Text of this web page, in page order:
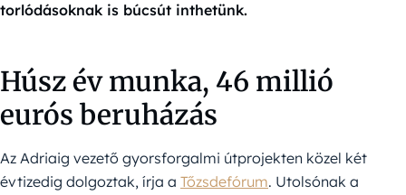
torlódásoknak is búcsút inthetünk.
Húsz év munka, 46 millió
eurós beruházás
Az Adriaig vezető gyorsforgalmi útprojekten közel két
évtizedig dolgoztak, írja a Tőzsdefórum. Utolsónak a